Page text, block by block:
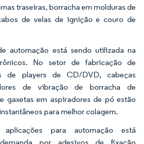
traseiras, borracha em molduras de
de velas de ignição e couro de
automação está sendo utilizada na
No setor de fabricação de
de players de CD/DVD, cabeças
de vibração de borracha de
gaxetas em aspiradores de pó estão
para melhor colagem.
para automação está